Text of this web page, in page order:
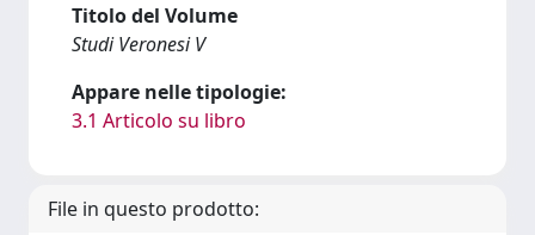
Titolo del Volume
Studi Veronesi V
Appare nelle tipologie:
3.1 Articolo su libro
File in questo prodotto: